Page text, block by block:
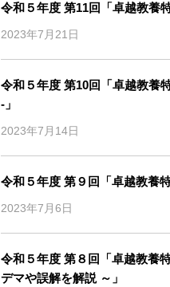
令和５年度 第11回「卓越教養
2023年7月21日
令和５年度 第10回「卓越教養
-」
2023年7月14日
令和５年度 第９回「卓越教養
2023年7月6日
令和５年度 第８回「卓越教養
デマや誤解を解説 ～」